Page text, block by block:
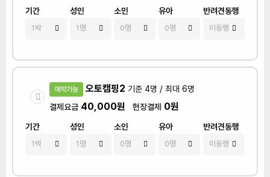
기간 성인 소인 유아 반려견동행
예약가능 오토캠핑2 기준 4명 / 최대 6명
결제요금 40,000원 현장결제 0원
기간 성인 소인 유아 반려견동행